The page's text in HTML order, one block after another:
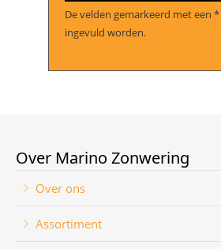
De velden gemarkeerd met een
ingevuld worden.
Over Marino Zonwering
Over ons
Assortiment